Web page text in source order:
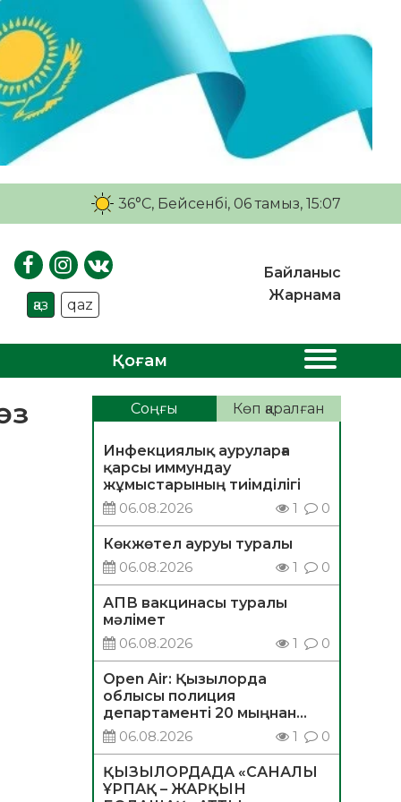
36°C, Бейсенбі, 06 тамыз, 15:07
қаз qaz
Байланыс
Жарнама
Қоғам
Соңғы Көп қаралған
Инфекциялық ауруларға
қарсы иммундау
жұмыстарының тиімділігі
06.08.2026
1 0
Көкжөтел ауруы туралы
06.08.2026
1 0
АПВ вакцинасы туралы
мәлімет
06.08.2026
1 0
Open Air: Қызылорда
облысы полиция
департаменті 20 мыңнан
астам көрерменнің
қауіпсіздігін қамтамасыз етті
06.08.2026 1 0
ҚЫЗЫЛОРДАДА «САНАЛЫ
ҰРПАҚ – ЖАРҚЫН